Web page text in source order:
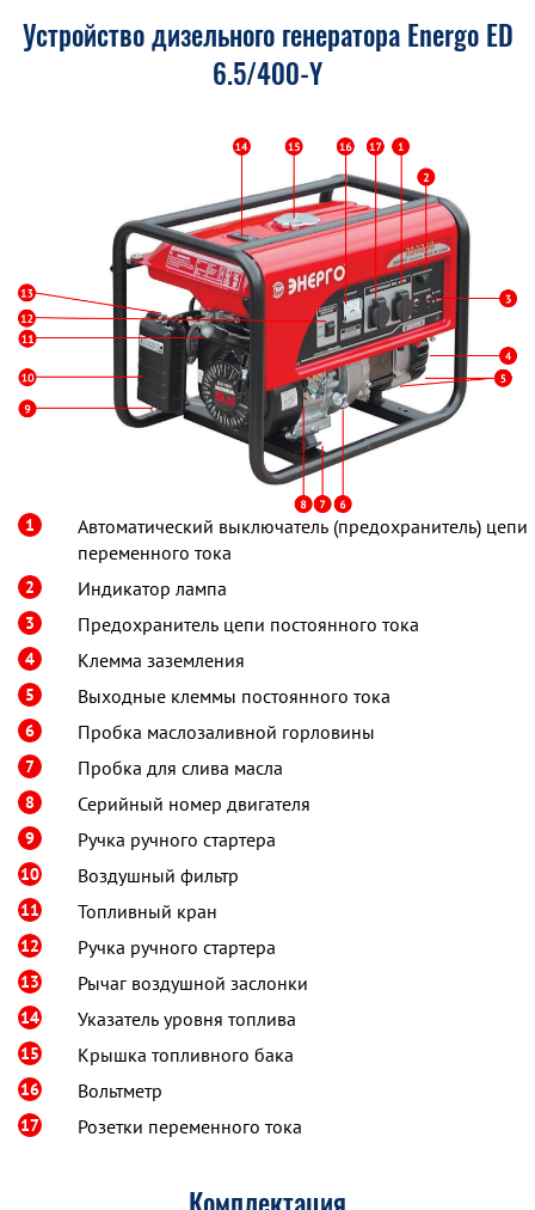
Устройство дизельного генератора Energo ED
6.5/400-Y
1
Автоматический выключатель (предохранитель) цепи
переменного тока
2 Индикатор лампа
3 Предохранитель цепи постоянного тока
4 Клемма заземления
5 Выходные клеммы постоянного тока
6 Пробка маслозаливной горловины
7 Пробка для слива масла
8 Серийный номер двигателя
9 Ручка ручного стартера
10 Воздушный фильтр
11 Топливный кран
12 Ручка ручного стартера
13 Рычаг воздушной заслонки
14 Указатель уровня топлива
15 Крышка топливного бака
16 Вольтметр
17 Розетки переменного тока